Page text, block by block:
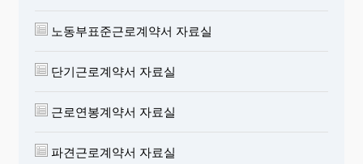
노동부표준근로계약서 자료실
단기근로계약서 자료실
근로연봉계약서 자료실
파견근로계약서 자료실